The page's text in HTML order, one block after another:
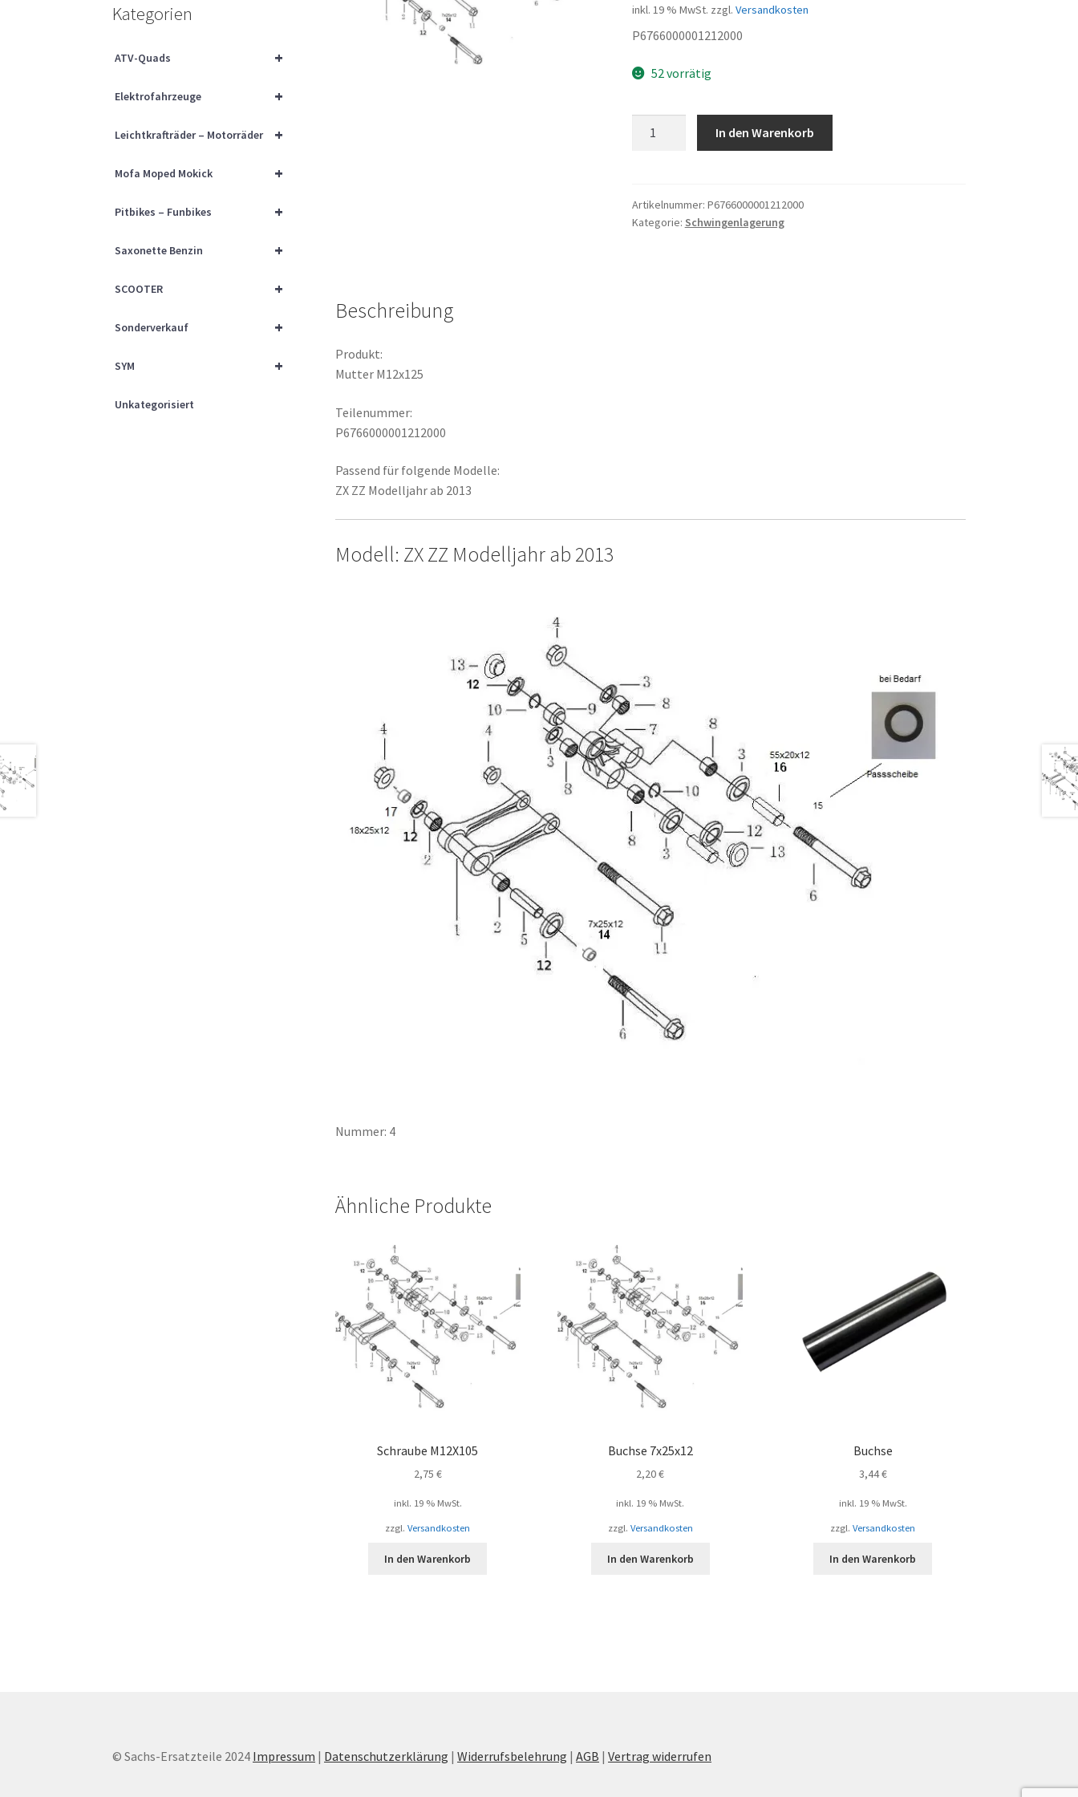
inkl. 19 % MwSt. zzgl. Versandkosten
P6766000001212000
52 vorrätig
In den Warenkorb
Artikelnummer: P6766000001212000
Kategorie: Schwingenlagerung
Beschreibung
Produkt:
Mutter M12x125
Teilenummer:
P6766000001212000
Passend für folgende Modelle:
ZX ZZ Modelljahr ab 2013
Modell: ZX ZZ Modelljahr ab 2013
Nummer: 4
Ähnliche Produkte
Schraube M12X105
2,75 €
inkl. 19 % MwSt.
zzgl.Versandkosten
In den Warenkorb
Buchse 7x25x12
2,20€
inkl. 19 % MwSt.
zzgl. Versandkosten
In den Warenkorb
Buchse
3,44€
inkl. 19 % MwSt.
zzgl.Versandkosten
In den Warenkorb
Kategorien
+
ATV-Quads
+
Elektrofahrzeuge
+
Leichtkrafträder – Motorräder
+
Mofa Moped Mokick
+
Pitbikes – Funbikes
+
Saxonette Benzin
+
SCOOTER
+
Sonderverkauf
+
SYM
Unkategorisiert
© Sachs-Ersatzteile 2024 Impressum | Datenschutzerklärung |Widerrufsbelehrung |AGB |Vertrag widerrufen